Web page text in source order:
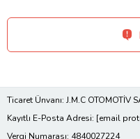
Ticaret Ünvanı: J.M.C OTOMOTİV
Kayıtlı E-Posta Adresi: [email
Vergi Numarası: 4840027224